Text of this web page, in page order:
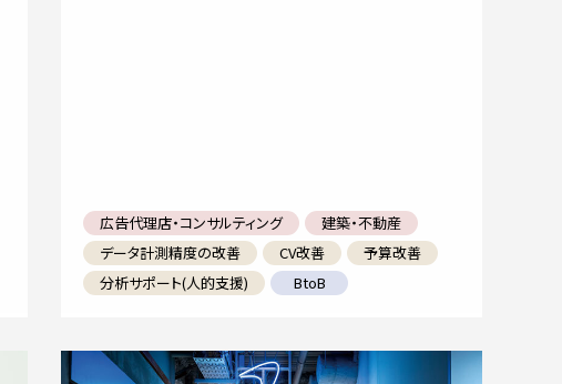
広告代理店・コンサルティング
建築・不動産
データ計測精度の改善
CV改善
予算改善
分析サポート(人的支援)
BtoB